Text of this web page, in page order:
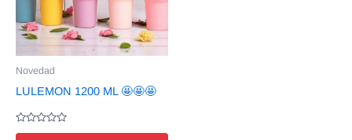
Novedad
LULEMON 1200 ML 🤩🤩🤩
Valorado